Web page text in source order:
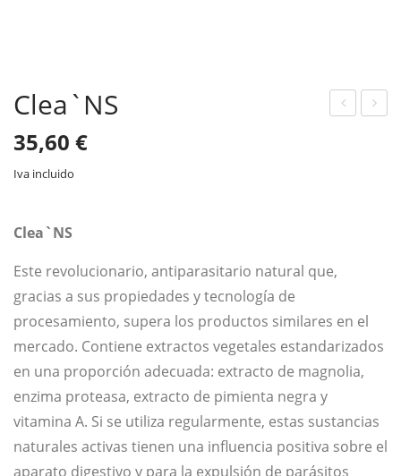
CO
NU
T
ella
s
Clea`NS
35,60 €
Iva incluido
Clea`NS
Este revolucionario, antiparasitario natural que,
gracias a sus propiedades y tecnología de
procesamiento, supera los productos similares en el
mercado. Contiene extractos vegetales estandarizados
en una proporción adecuada: extracto de magnolia,
enzima proteasa, extracto de pimienta negra y
vitamina A. Si se utiliza regularmente, estas sustancias
naturales activas tienen una influencia positiva sobre el
aparato digestivo y para la expulsión de parásitos